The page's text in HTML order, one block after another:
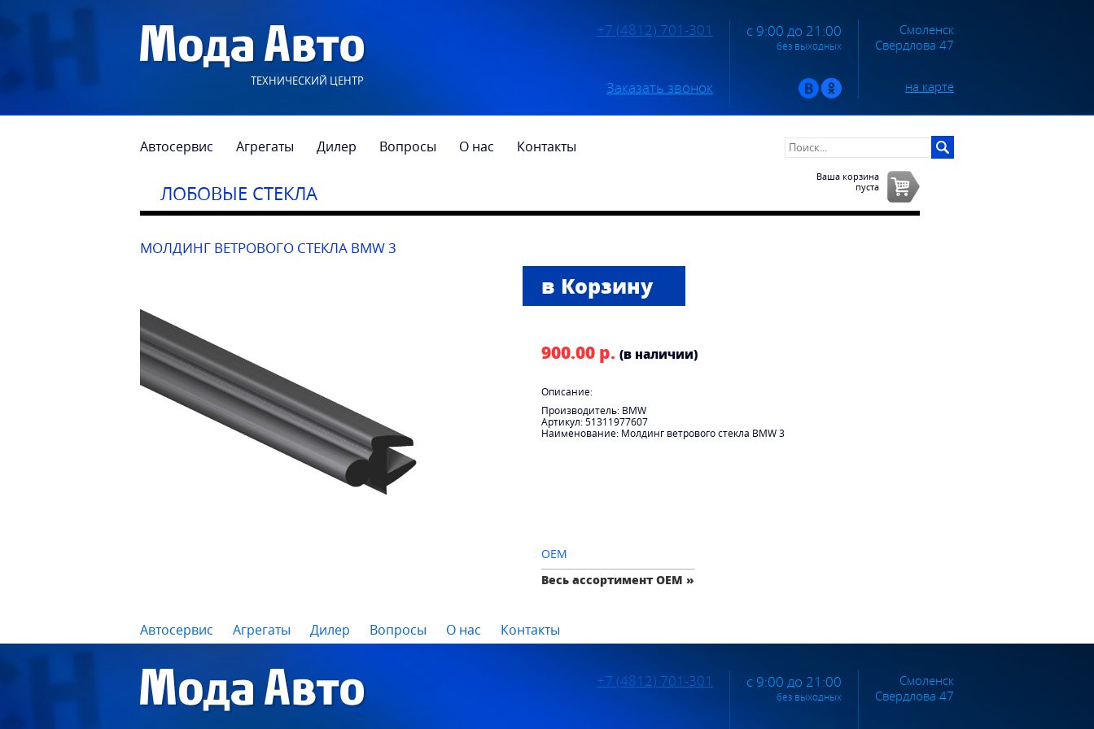
ТЕХНИЧЕСКИЙ ЦЕНТР
+7 (4812) 701-301
Заказать звонок
с 9:00 до 21:00
без выходных
Смоленск
Свердлова 47
на карте
Автосервис Агрегаты Дилер Вопросы О нас Контакты
ЛОБОВЫЕ СТЕКЛА
Ваша корзина
пуста
МОЛДИНГ ВЕТРОВОГО СТЕКЛА BMW 3
900.00 р. (в наличии)
Описание:
Производитель: BMW
Артикул: 51311977607
Наименование: Молдинг ветрового стекла BMW 3
OEM
Весь ассортимент OEM »
Автосервис Агрегаты Дилер Вопросы О нас Контакты
+7 (4812) 701-301 с 9:00 до 21:00
без выходных
Смоленск
Свердлова 47